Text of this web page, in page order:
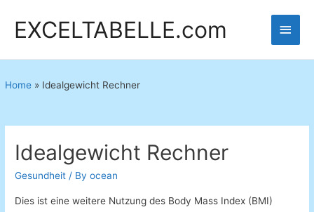
EXCELTABELLE.com
Main
Home » Idealgewicht Rechner
Idealgewicht Rechner
Gesundheit / Byocean
Dies ist eine weitere Nutzung des Body Mass Index (BMI)